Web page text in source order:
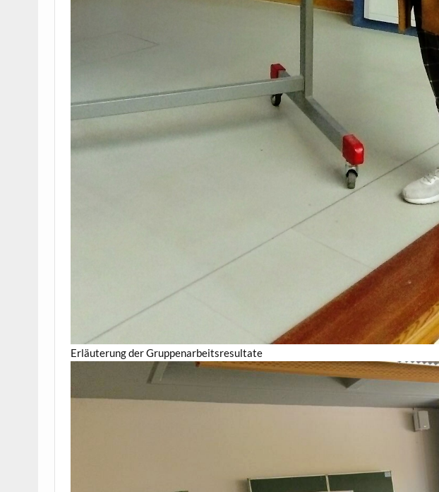
Erläuterung der Gruppenarbeitsresultate